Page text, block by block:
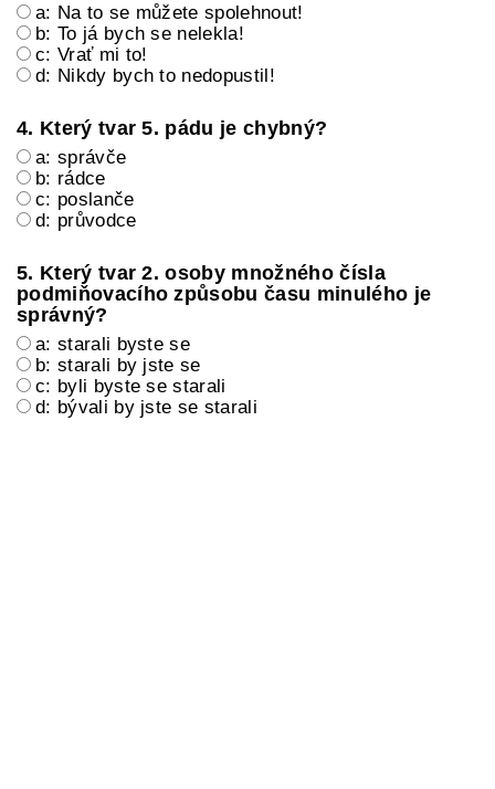
a: Na to se můžete spolehnout!
b: To já bych se nelekla!
c: Vrať mi to!
d: Nikdy bych to nedopustil!
4. Který tvar 5. pádu je chybný?
a: správče
b: rádce
c: poslanče
d: průvodce
5. Který tvar 2. osoby množného čísla
podmiňovacího způsobu času minulého je
správný?
a: starali byste se
b: starali by jste se
c: byli byste se starali
d: bývali by jste se starali